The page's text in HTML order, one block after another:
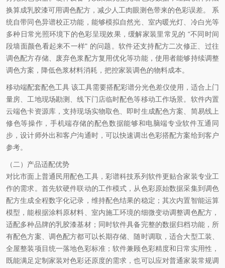
换算成乳胶漆可用调色配方，减少人工肉眼测色带来的色彩误差。 系
统自带同色异谱校正功能，能够模拟自然光、室内暖光灯、冷白光等
多种日常光照环境下的色彩呈现效果，缓解家装里常见的 “不同时间
段墙面颜色看起来不一样" 的问题。软件还支持配方二次修正、过往
调色配方存储、废弃色浆配方复用优化等功能，使用者能够持续调整
调色方案，降低色浆材料消耗，把控家装调色的物料成本。
移动端配套配色工具 该工具需要搭配彩谱分光色差仪使用，适合上门
量房、工地现场勘测、线下门店临时配色等移动工作场景。软件内置
云端色卡资源库，支持现场实物取色、即时生成配色方案、简易线上
修色等操作，手机端存储的配色数据能够和电脑端专业软件互通同
步，设计师外出和客户沟通时，可以快速调出色彩搭配方案给到客户
参考。
（二）产品适配优势
对比市面上普通民用配色工具，彩谱科技系列软件更贴合家装专业工
作的需求。首先软硬件联动的工作模式，从色彩原始数据采集到调色
配方生成全程数字化记录，维持配色结果的稳定；其次内置智能运算
模型，能根据涂料原材料、室内施工环境的细微变动调整调色配方，
适配多种品牌的乳胶漆基材；同时软件具备完整的数据归档功能，所
有配色方案、调色配方都可以长期存储、随时调取，适合大型工装、
全屋整装项目统一落地色彩标准；软件兼顾色彩精度和日常实用性，
既能满足定制家装对色彩还原度的需求，也可以应对普通家装常规调